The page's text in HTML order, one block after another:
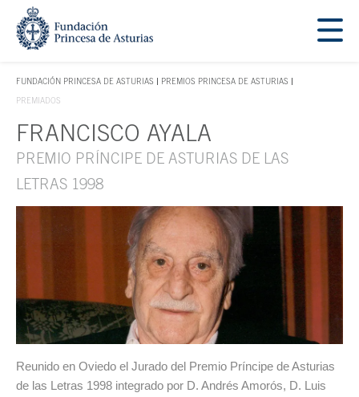
Saltar navegación. Ir directamente al contenido principal
FUNDACIÓN PRINCESA DE ASTURIAS
TECLA DE ACCESO 1
PREMIOS PRINCESA DE ASTURIAS
PREMIADOS
Contenido principal
FRANCISCO AYALA
PREMIO PRÍNCIPE DE ASTURIAS DE LAS
LETRAS 1998
Reunido en Oviedo el Jurado del Premio Príncipe de Asturias
de las Letras 1998 integrado por D. Andrés Amorós, D. Luis